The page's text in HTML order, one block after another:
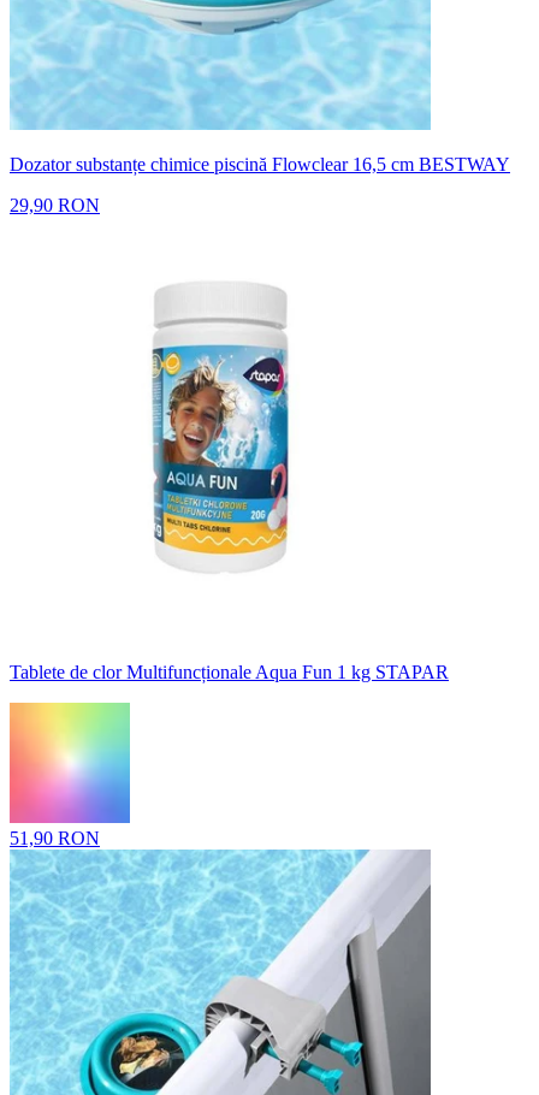
Dozator substanțe chimice piscină Flowclear 16,5 cm BESTWAY
29,90 RON
Tablete de clor Multifuncționale Aqua Fun 1 kg STAPAR
51,90 RON